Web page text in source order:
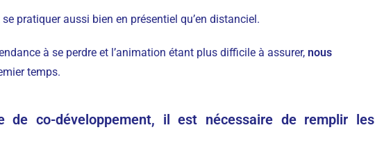
pratiquer aussi bien en présentiel qu’en distanciel.
à se perdre et l’animation étant plus difficile à assurer, nous
temps.
de co-développement, il est nécessaire de remplir les